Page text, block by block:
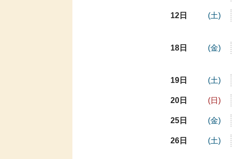
12日 (土)
18日 (金)
19日 (土)
20日 (日)
25日 (金)
26日 (土)